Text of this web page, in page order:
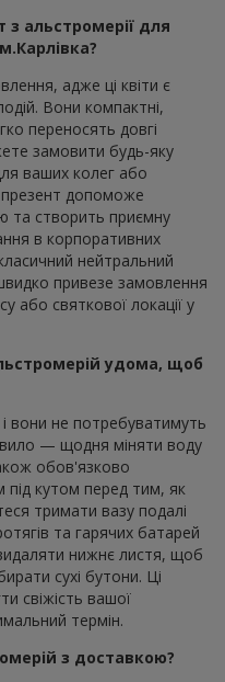
альстромерії для
адже ці квіти є
Вони компактні,
переносять довгі
замовити будь-яку
ваших колег або
презент допоможе
та створить приємну
в корпоративних
нейтральний
привезе замовлення
або святкової локації у
удома, щоб
вони не потребуватимуть
— щодня міняти воду
обов'язково
під кутом перед тим, як
тримати вазу подалі
та гарячих батарей
нижнє листя, щоб
сухі бутони. Ці
свіжість вашої
термін.
з доставкою?